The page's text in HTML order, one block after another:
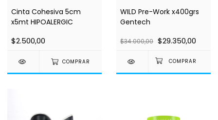
Cinta Cohesiva 5cm
x5mt HIPOALERGIC
$2.500,00
COMPRAR
WILD Pre-Work x400grs
Gentech
$34.000,00 $29.350,00